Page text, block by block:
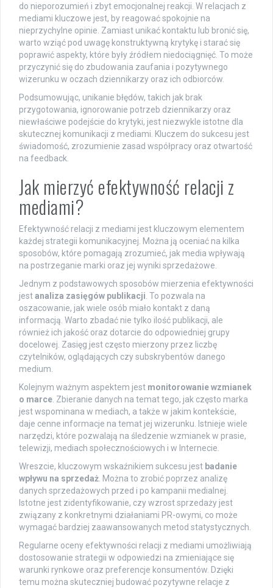
do nieporozumień i zbyt emocjonalnej reakcji. W relacjach z
mediami kluczowe jest, by reagować spokojnie na
nieprzychylne opinie. Zamiast unikać kontaktu lub bronić się,
warto wziąć pod uwagę konstruktywną krytykę i starać się
poprawić aspekty, które były źródłem niedociągnięć. To może
przyczynić się do zbudowania zaufania i pozytywnego
wizerunku w oczach dziennikarzy oraz ich odbiorców.
Podsumowując, unikanie błędów, takich jak brak
przygotowania, ignorowanie potrzeb dziennikarzy oraz
niewłaściwe podejście do krytyki, jest niezwykle istotne dla
skutecznej komunikacji z mediami. Kluczem do sukcesu jest
świadomość, zrozumienie zasad współpracy oraz otwartość
na feedback.
Jak mierzyć efektywność relacji z
mediami?
Efektywność relacji z mediami jest kluczowym elementem
każdej strategii komunikacyjnej. Można ją oceniać na kilka
sposobów, które pomagają zrozumieć, jak media wpływają
na postrzeganie marki oraz jej wyniki sprzedażowe.
Jednym z podstawowych sposobów mierzenia efektywności
jestanaliza zasięgów publikacji. To pozwala na
oszacowanie, jak wiele osób miało kontakt z daną
informacją. Warto zbadać nie tylko ilość publikacji, ale
również ich jakość oraz dotarcie do odpowiedniej grupy
docelowej. Zasięg jest często mierzony przez liczbę
czytelników, oglądających czy subskrybentów danego
medium.
Kolejnym ważnym aspektem jest monitorowanie wzmianek
o marce. Zbieranie danych na temat tego, jak często marka
jest wspominana w mediach, a także w jakim kontekście,
daje cenne informacje na temat jej wizerunku. Istnieje wiele
narzędzi, które pozwalają na śledzenie wzmianek w prasie,
telewizji, mediach społecznościowych i w Internecie.
Wreszcie, kluczowym wskaźnikiem sukcesu jest badanie
wpływu na sprzedaż. Można to zrobić poprzez analizę
danych sprzedażowych przed i po kampanii medialnej.
Istotne jest zidentyfikowanie, czy wzrost sprzedaży jest
związany z konkretnymi działaniami PR-owymi, co może
wymagać bardziej zaawansowanych metod statystycznych.
Regularne oceny efektywności relacji z mediami umożliwiają
dostosowanie strategii w odpowiedzi na zmieniające się
warunki rynkowe oraz preferencje konsumentów. Dzięki
temu można skuteczniej budować pozytywne relacje z